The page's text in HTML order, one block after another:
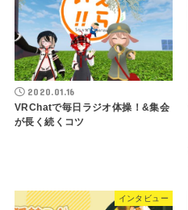
2020.01.16
VRChatで毎日ラジオ体操！&集会
が長く続くコツ
インタビュー